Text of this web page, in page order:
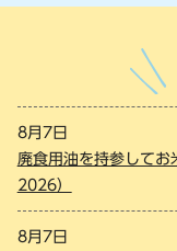
8月7日
廃食用油を持参してお
2026）
8月7日